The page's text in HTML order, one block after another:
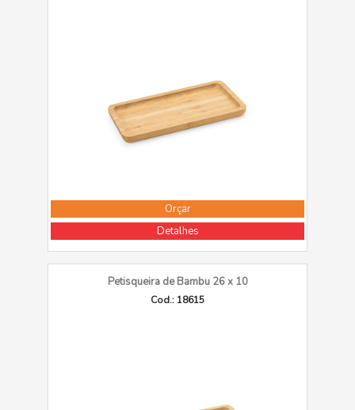
Orçar
Detalhes
Petisqueira de Bambu 26 x 10
Cod.: 18615